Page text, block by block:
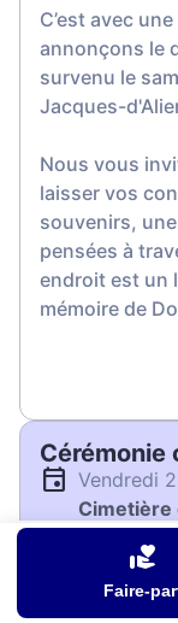
Faire-
C’est avec
annonçons le
survenu le
Jacques-
Nous vous
laisser vos
souvenirs,
pensées à
endroit est un
mémoire de
Cérémonie
vendredi
Cimetière
77230 Juilly